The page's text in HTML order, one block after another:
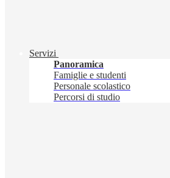
Servizi
Panoramica
Famiglie e studenti
Personale scolastico
Percorsi di studio